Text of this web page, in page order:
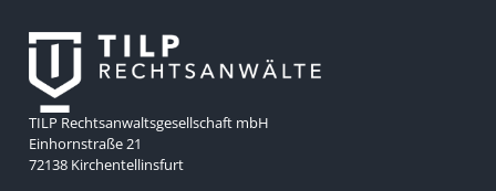
TILP Rechtsanwaltsgesellschaft mbH
Einhornstraße 21
72138 Kirchentellinsfurt